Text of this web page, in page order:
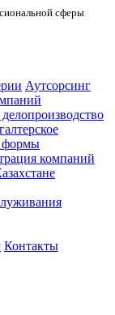
сферы
Аутсорсинг
компаний
Контакты